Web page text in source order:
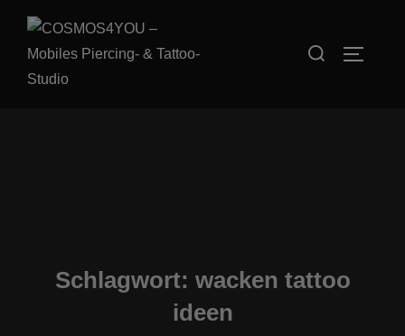
springen
Suchen
Schlagwort: wacken tattoo
ideen